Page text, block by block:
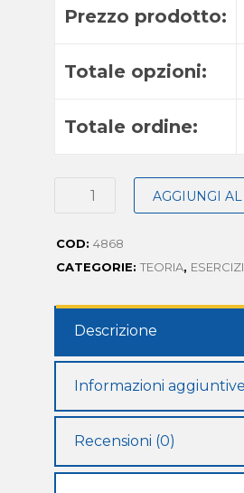
Prezzo prodotto:
Totale opzioni:
Totale ordine:
AGGIUNGI
COD: 4868
CATEGORIE: TEORIA, ESERCIZI
Descrizione
Informazioni aggiuntive
Recensioni (0)